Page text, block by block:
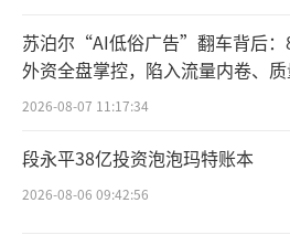
近期李子园公布2024
年，公司实现营收14.15
年在14亿元边缘徘徊，几乎
苏泊尔“AI低俗广告”翻车背后：
外资全盘掌控，陷入流量内卷、
发的负循环
2026-08-07 11:17:34
段永平38亿投资泡泡玛特账本
2026-08-06 09:42:56